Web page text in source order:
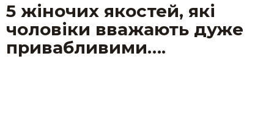
5 жіночих якостей, які
чоловіки вважають дуже
привабливими….